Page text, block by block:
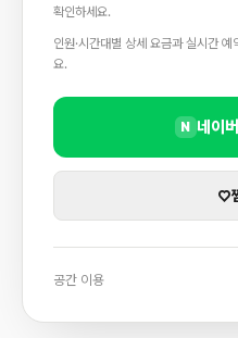
확인하세요.
인원·시간대별 상세 요금과 실시간
요.
N 네이
♡
공간 이용